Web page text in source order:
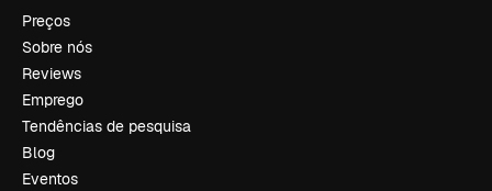
Preços
Sobre nós
Reviews
Emprego
Tendências de pesquisa
Blog
Eventos